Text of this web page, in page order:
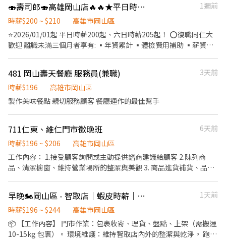
號1、2樓 左營榮總 - 智取店 高雄市左營區榮總路267號1樓 彌陀中
山 - 智取店 高雄市彌陀區中山路71號1樓 新興林森 - 智取店 高雄市
新興區林森一路190號1樓 旗山延平 - 智取店 高雄市旗山區延平一路
172號1樓 旗津洲三 - 智取店 高雄市旗津區中洲三路223號1樓 林園
田厝 - 智取店 高雄市林園區田厝路23號1樓 梓官赤崁南 - 智取店 高
雄市梓官區赤崁南路88號1樓 楠梓後昌 - 智取店 高雄市楠梓區後昌
路171號1樓 楠梓楠新 - 智取店 高雄市楠梓區楠梓新路212號1樓 楠
梓清平 - 智取店 高雄市楠梓區清平街70號1樓 楠梓莒光 - 智取店 高
雄市楠梓區後昌路662之1號1、2樓 橋頭仕豐 - 智取店 高雄市橋頭區
仕豐南路26號1樓 湖內中華 - 智取店 高雄市湖內區中華街120號1樓
燕巢中民 - 智取店 高雄市燕巢區中民路457號1、2樓 苓雅廣西 - 智
取店 高雄市苓雅區廣西路94號1樓 苓雅福德二 - 智取店 高雄市苓雅
區福德一路75號1樓與75之1號2樓 高雄苓雅 - 智取店 高雄市苓雅區
苓雅一路313號1樓 茄萣仁愛 - 智取店 高雄市茄萣區仁愛路二段70號
1樓 路竹中和 - 智取店 高雄市路竹區中和街306號1樓 阿蓮和平 - 智
取店 高雄市阿蓮區和平路97號1樓 鳥松中正 - 智取店 高雄市鳥松區
仁愛 - 智取店 高雄市鳳山區仁愛路63號1樓 鳳山八德 - 智取店 高雄
市鳳山區八德路246之2號1樓 鳳山文龍 - 智取店 高雄市鳳山區文龍
東路269號1樓 鹽埕大智 - 智取店 高雄市鹽埕區大智路120號1、2樓
新鼓山文信 - 智取店 高雄市鼓山區文信路860號1樓 鼓山九如 - 智取
店 高雄市鼓山區九如四路728號1、2、3樓 鼓山華泰 - 智取店 高雄
們彼此一個機會 ✨若為在學大學生，可協調彈性上班時間（例如：
週五課到16:30，那我們就排17:30上班比較不用趕路）✨ ✅薪資說
勤時數達80小時後且考核通過&符合當月全勤標準及營業績效條件
調整至$205/hr ✅夥伴福利 -當日時數達5小時享免費員工餐，5小時
以下享員工價 -不定期店舖海外旅遊（依照年資補助） ✅其他餐飲業
沒有的小確幸 -開心準時上班下班，以「分」計薪老闆不會偷時數
-20個位子空間小小的不會走到腿酸 -夥伴少少的沒什麼流動率，一
待就是畢業才肯離開，感情超好！只有老闆偶爾被排擠
🍣壽司郎🍣高雄岡山店🔥🔥★平日時薪200元起 六日時薪205元起★
1週前
時薪$200 ~ $210
高雄市岡山區
⭐2026/01/01起 平日時薪200起、六日時薪205起！ ⭕復職同仁大
歡迎 離職未滿三個月者享有: ▪年資累計 ▪體檢費用補助 ▪薪資照
08:30~23:30（每日至少排班4小時，請於面試時與主管確認班表）
⭕工作內容（在職教育訓練完善，無經驗者OK） ▪外場 帶客入座
→用餐說明、顧客服務→桌面清潔→環境整理→收銀結帳 等 ▪內場
調薪 ▪加班費5分鐘為單位計算 ⭕企業魅力 ▪「以人為本」注重團
隊合作及交流，採納同仁的意見，提升參與感 ▪除學習到日本商業
禮儀、衛生知識及專業的烹飪技巧，還可接觸店鋪的經營管理，例
如：成本控管及數據分析等專業知識 ▪升遷快速且制度完善，依努
力及成果將有升遷加薪的機會 ▪享有完善的福利制度，加班費為5
分鐘為單位計算，重視員工的辛勤付出 ▪計畫拓展全台灣，讓更多
人有機會品嚐美味平價壽司，致力成為頂尖品牌 ⭕其他條件 【實習
時薪制契約，薪資以該任職店鋪時薪為主 【介紹制度】 ．歡迎介紹
親朋好友一同任職，介紹獎金拿不完 ．依介紹職位及任職期間不
同，發放3,000~5,000元介紹獎金
481 岡山壽天餐廳 服務員(兼職)
3天前
時薪$196
高雄市岡山區
製作美味餐點 親切服務顧客 餐廳運作的最佳幫手
711仁東、維仁門市徵晚班
6天前
時薪$196 ~ $206
高雄市岡山區
工作內容： 1.接受顧客詢問或主動提供諮商建議給顧客 2.陳列商
品、清潔櫥窗、維持營業場所的整潔與美觀 3. 商品進貨補貨、品保
早晚🏍️岡山區 - 智取店｜蝦皮時薪｜時薪204-244｜＃無經驗可＃排班彈
1天前
時薪$196 ~ $244
高雄市岡山區
📦 【工作內容】 門市作業：包裹收寄、理貨、盤點、上架（需搬運
10-15kg 包裹）。 環境維護：維持智取店內外的整潔與乾淨。 跑